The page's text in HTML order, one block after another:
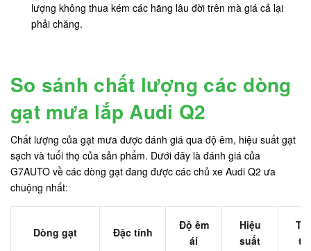
lượng không thua kém các hãng lâu đời trên mà giá cả lại
phải chăng.
So sánh chất lượng các dòng
gạt mưa lắp Audi Q2
Chất lượng của gạt mưa được đánh giá qua độ êm, hiệu suất gạt
sạch và tuổi thọ của sản phẩm. Dưới đây là đánh giá của
G7AUTO về các dòng gạt đang được các chủ xe Audi Q2 ưa
chuộng nhất:
Dòng gạt Đặc tính
Độ êm
ái
Hiệu
suất